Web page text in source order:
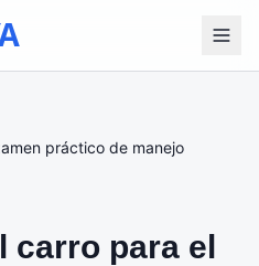
práctico de manejo
carro para el